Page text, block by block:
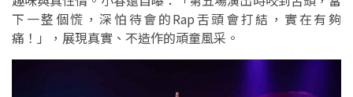
下一整個慌，深怕待會的Rap舌頭會打結，實在有夠
痛！」，展現真實、不造作的頑童風采。